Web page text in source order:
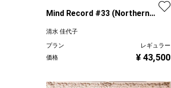
Mind Record #33 (Northern
清水 佳代子
プラン
レギュラー
価格
¥ 43,500